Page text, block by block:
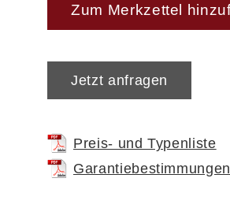
Zum Merkzettel
Jetzt anfragen
Preis- und Typenliste
Garantiebestimmungen